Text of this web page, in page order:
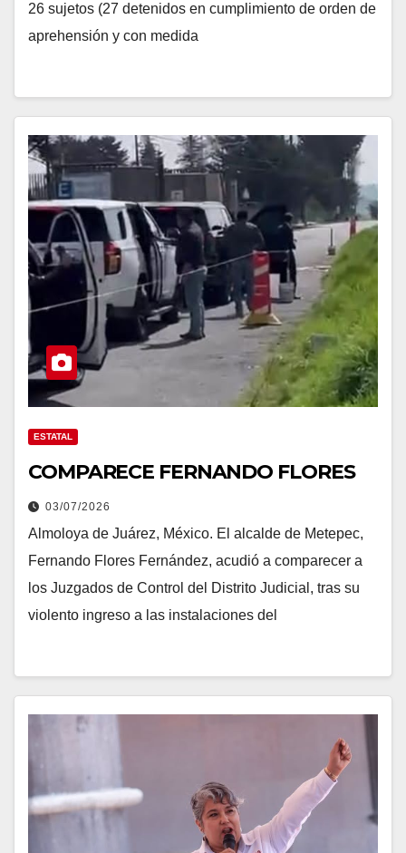
26 sujetos (27 detenidos en cumplimiento de orden de
aprehensión y con medida
ESTATAL
COMPARECE FERNANDO FLORES
03/07/2026
Almoloya de Juárez, México. El alcalde de Metepec,
Fernando Flores Fernández, acudió a comparecer a
los Juzgados de Control del Distrito Judicial, tras su
violento ingreso a las instalaciones del